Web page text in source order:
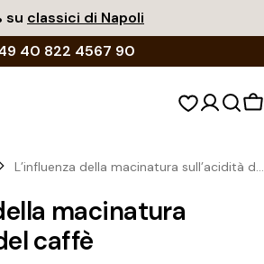
su classici di Napoli
40 822 4567 90
L’influenza della macinatura sull’acidità del caffè
macinatura
caffè